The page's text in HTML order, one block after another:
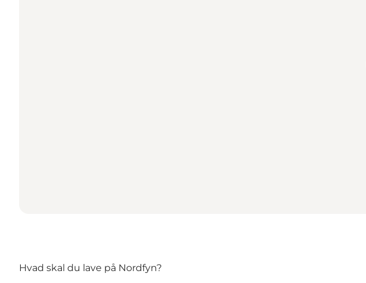
Hvad skal du lave på Nordfyn?